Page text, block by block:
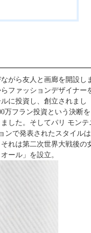
がら友人と画廊を開設し
ファッションデザイナー
に投資し、創立されまし
万フラン投資という決断を
した。そしてパリ モンテ
ンで発表されたスタイル
れは第二次世界大戦後の
ール」を設立。